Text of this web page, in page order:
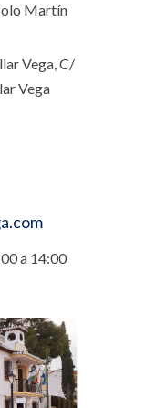
Martín
Vega, C/
Vega
a 14:00